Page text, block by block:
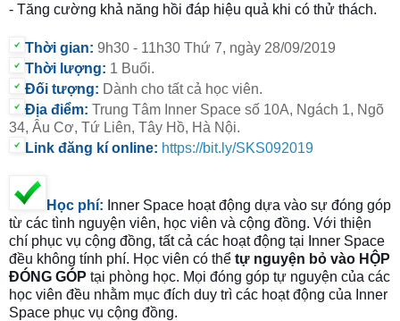
- Tăng cường khả năng hồi đáp hiệu quả khi có thử thách.
Thời gian: 9h30 - 11h30 Thứ 7, ngày 28/09/2019
Thời lượng: 1 Buổi.
Đối tượng: Dành cho tất cả học viên.
Địa điểm: Trung Tâm Inner Space số 10A, Ngách 1, Ngõ
34, Âu Cơ, Tứ Liên, Tây Hồ, Hà Nội.
Link đăng kí online: https://bit.ly/SKS092019
Học phí: Inner Space hoạt động dựa vào sự đóng góp
từ các tình nguyện viên, học viên và cộng đồng. Với thiện
chí phục vụ cộng đồng, tất cả các hoạt động tại Inner Space
đều không tính phí. Học viên có thể tự nguyện bỏ vào HỘP
ĐÓNG GÓP tại phòng học. Mọi đóng góp tự nguyện của các
học viên đều nhằm mục đích duy trì các hoạt động của Inner
Space phục vụ cộng đồng.